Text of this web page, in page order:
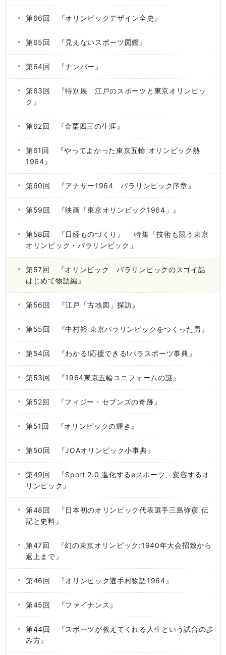
第66回 『オリンピックデザイン全史』
第65回 『見えないスポーツ図鑑』
第64回 『ナンバー』
第63回 『特別展 江戸のスポーツと東京オリンピッ
ク』
第62回 『金栗四三の生涯』
第61回 『やってよかった東京五輪 オリンピック熱
1964』
第60回 『アナザー1964 パラリンピック序章』
第59回 『映画「東京オリンピック1964」』
第58回 『日経ものづくり』 特集「技術も競う東京
オリンピック・パラリンピック」
第57回 『オリンピック パラリンピックのスゴイ話
はじめて物語編』
第56回 『江戸「古地図」探訪』
第55回 『中村裕 東京パラリンピックをつくった男』
第54回 『わかる!応援できる!パラスポーツ事典』
第53回 『1964東京五輪ユニフォームの謎』
第52回 『フィジー・セブンズの奇跡』
第51回 『オリンピックの輝き』
第50回 『JOAオリンピック小事典』
第49回 『Sport 2.0 進化するeスポーツ、変容するオ
リンピック』
第48回 『日本初のオリンピック代表選手三島弥彦 伝
記と史料』
第47回 『幻の東京オリンピック:1940年大会招致から
返上まで』
第46回 『オリンピック選手村物語1964』
第45回 『ファイナンス』
第44回 『スポーツが教えてくれる人生という試合の歩
み方』